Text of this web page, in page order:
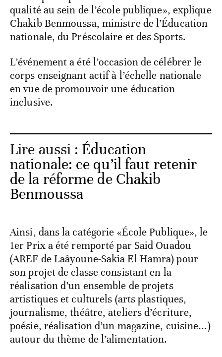
qualité au sein de l’école publique», explique
Chakib Benmoussa, ministre de l’Éducation
nationale, du Préscolaire et des Sports.
L’événement a été l’occasion de célébrer le
corps enseignant actif à l’échelle nationale
en vue de promouvoir une éducation
inclusive.
Lire aussi : Éducation
nationale: ce qu’il faut retenir
de la réforme de Chakib
Benmoussa
Ainsi, dans la catégorie «École Publique», le
1er Prix a été remporté par Said Ouadou
(AREF de Laâyoune-Sakia El Hamra) pour
son projet de classe consistant en la
réalisation d’un ensemble de projets
artistiques et culturels (arts plastiques,
journalisme, théâtre, ateliers d’écriture,
poésie, réalisation d’un magazine, cuisine...)
autour du thème de l’alimentation.